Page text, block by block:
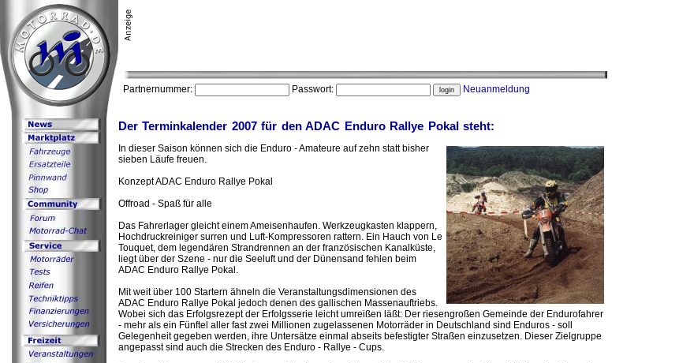
Partnernummer: Passwort: Neuanmeldung
Der Terminkalender 2007 für den ADAC Enduro Rallye Pokal steht:
In dieser Saison können sich die Enduro - Amateure auf zehn statt bisher
sieben Läufe freuen.
Konzept ADAC Enduro Rallye Pokal
Offroad - Spaß für alle
Das Fahrerlager gleicht einem Ameisenhaufen. Werkzeugkasten klappern,
Hochdruckreiniger surren und Luft-Kompressoren rattern. Ein Hauch von Le
Touquet, dem legendären Strandrennen an der französischen Kanalküste,
liegt über der Szene - nur die Seeluft und der Dünensand fehlen beim
ADAC Enduro Rallye Pokal.
Mit weit über 100 Startern ähneln die Veranstaltungsdimensionen des
ADAC Enduro Rallye Pokal jedoch denen des gallischen Massenauftriebs.
Wobei sich das Erfolgsrezept der Erfolgsserie leicht umreißen läßt: Der riesengroßen Gemeinde der Endurofahrer
- mehr als ein Fünftel aller fast zwei Millionen zugelassenen Motorräder in Deutschland sind Enduros - soll
Gelegenheit gegeben werden, ihre Untersätze einmal abseits befestigter Straßen einzusetzen. Dieser Zielgruppe
angepasst sind auch die Strecken des Enduro - Rallye - Cups.